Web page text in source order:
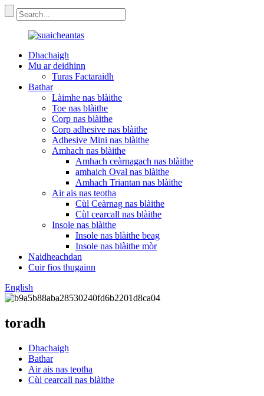
Dhachaigh
Mu ar deidhinn
Turas Factaraidh
Bathar
Làimhe nas blàithe
Toe nas blàithe
Corp nas blàithe
Corp adhesive nas blàithe
Adhesive Mini nas blàithe
Amhach nas blàithe
Amhach ceàrnagach nas blàithe
amhaich Oval nas blàithe
Amhach Triantan nas blàithe
Air ais nas teotha
Cùl Ceàrnag nas blàithe
Cùl cearcall nas blàithe
Insole nas blàithe
Insole nas blàithe beag
Insole nas blàithe mòr
Naidheachdan
Cuir fios thugainn
English
toradh
Dhachaigh
Bathar
Air ais nas teotha
Cùl cearcall nas blàithe